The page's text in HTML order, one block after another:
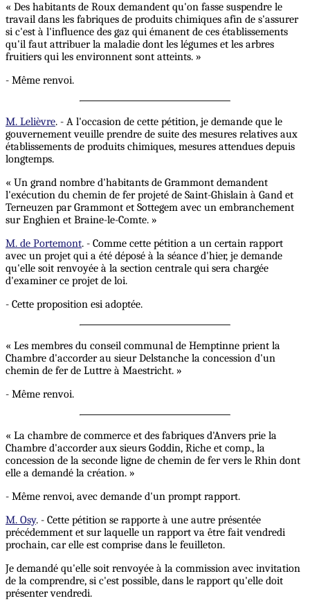
« Des habitants de Roux demandent qu'on fasse suspendre le
travail dans les fabriques de produits chimiques afin de s'assurer
si c'est à l'influence des gaz qui émanent de ces établissements
qu'il faut attribuer la maladie dont les légumes et les arbres
fruitiers qui les environnent sont atteints. »
- Même renvoi.
M. Lelièvre. - A l'occasion de cette pétition, je demande que le
gouvernement veuille prendre de suite des mesures relatives aux
établissements de produits chimiques, mesures attendues depuis
longtemps.
« Un grand nombre d'habitants de Grammont demandent
l'exécution du chemin de fer projeté de Saint-Ghislain à Gand et
Terneuzen par Grammont et Sottegem avec un embranchement
sur Enghien et Braine-le-Comte. »
M. de Portemont. - Comme cette pétition a un certain rapport
avec un projet qui a été déposé à la séance d'hier, je demande
qu'elle soit renvoyée à la section centrale qui sera chargée
d'examiner ce projet de loi.
- Cette proposition esi adoptée.
« Les membres du conseil communal de Hemptinne prient la
Chambre d'accorder au sieur Delstanche la concession d'un
chemin de fer de Luttre à Maestricht. »
- Même renvoi.
« La chambre de commerce et des fabriques d'Anvers prie la
Chambre d'accorder aux sieurs Goddin, Riche et comp., la
concession de la seconde ligne de chemin de fer vers le Rhin dont
elle a demandé la création. »
- Même renvoi, avec demande d'un prompt rapport.
M. Osy. - Cette pétition se rapporte à une autre présentée
précédemment et sur laquelle un rapport va être fait vendredi
prochain, car elle est comprise dans le feuilleton.
Je demandé qu'elle soit renvoyée à la commission avec invitation
de la comprendre, si c'est possible, dans le rapport qu'elle doit
présenter vendredi.